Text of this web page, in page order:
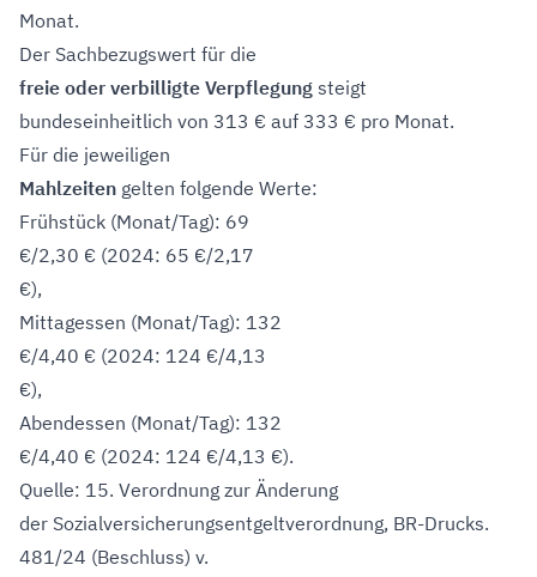
Monat.
Der Sachbezugswert für die
freie oder verbilligte Verpflegung steigt
bundeseinheitlich von 313 € auf 333 € pro Monat.
Für die jeweiligen
Mahlzeiten gelten folgende Werte:
Frühstück (Monat/Tag): 69
€/2,30 € (2024: 65 €/2,17
€),
Mittagessen (Monat/Tag): 132
€/4,40 € (2024: 124 €/4,13
€),
Abendessen (Monat/Tag): 132
€/4,40 € (2024: 124 €/4,13 €).
Quelle: 15. Verordnung zur Änderung
der Sozialversicherungsentgeltverordnung, BR-Drucks.
481/24 (Beschluss) v.